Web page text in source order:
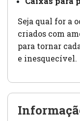
Seja qual for a
criados com
para tornar
e inesquecível.